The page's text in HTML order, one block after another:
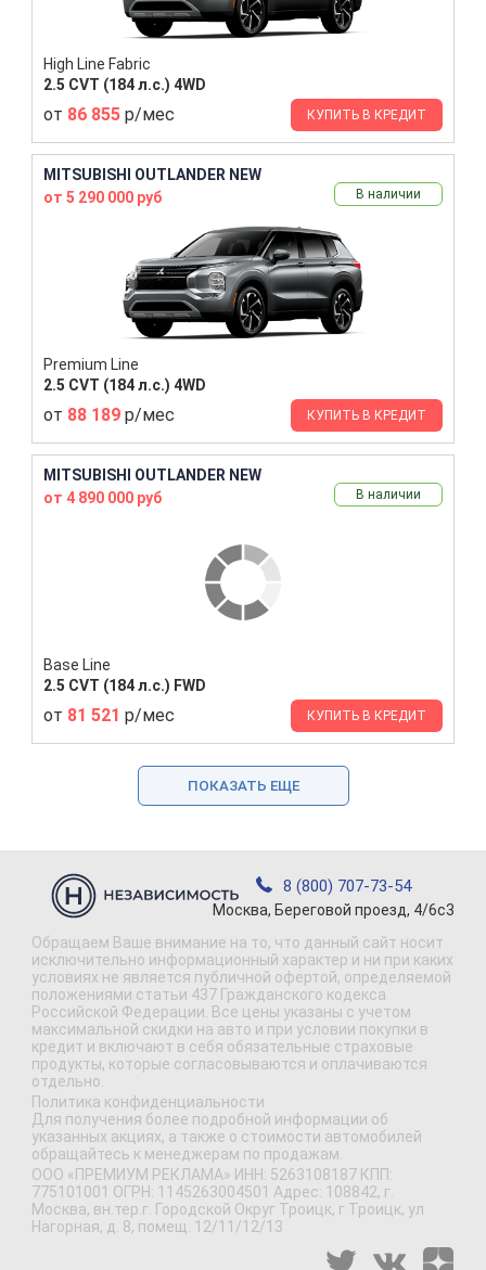
High Line Fabric
2.5 CVT (184 л.с.) 4WD
от 86 855 р/мес КУПИТЬ В КРЕДИТ
MITSUBISHI OUTLANDER NEW
от 5 290 000 руб
В наличии
Premium Line
2.5 CVT (184 л.с.) 4WD
от 88 189 р/мес КУПИТЬ В КРЕДИТ
MITSUBISHI OUTLANDER NEW
от 4 890 000 руб
В наличии
Base Line
2.5 CVT (184 л.с.) FWD
от 81 521 р/мес КУПИТЬ В КРЕДИТ
ПОКАЗАТЬ ЕЩЕ
8 (800) 707-73-54
Москва, Береговой проезд, 4/6с3
Обращаем Ваше внимание на то, что данный сайт носит
исключительно информационный характер и ни при каких
условиях не является публичной офертой, определяемой
положениями статьи 437 Гражданского кодекса
Российской Федерации. Все цены указаны с учетом
максимальной скидки на авто и при условии покупки в
кредит и включают в себя обязательные страховые
продукты, которые согласовываются и оплачиваются
отдельно.
Политика конфиденциальности
Для получения более подробной информации об
указанных акциях, а также о стоимости автомобилей
обращайтесь к менеджерам по продажам.
ООО «ПРЕМИУМ РЕКЛАМА» ИНН: 5263108187 КПП:
775101001 ОГРН: 1145263004501 Адрес: 108842, г.
Москва, вн.тер.г. Городской Округ Троицк, г Троицк, ул
Нагорная, д. 8, помещ. 12/11/12/13